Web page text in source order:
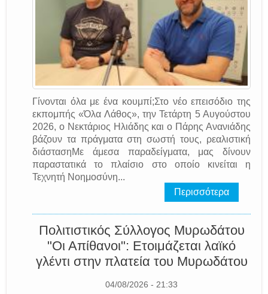
Γίνονται όλα με ένα κουμπί;Στο νέο επεισόδιο της
εκπομπής «Όλα Λάθος», την Τετάρτη 5 Αυγούστου
2026, ο Νεκτάριος Ηλιάδης και ο Πάρης Ανανιάδης
βάζουν τα πράγματα στη σωστή τους, ρεαλιστική
διάστασηΜε άμεσα παραδείγματα, μας δίνουν
παραστατικά το πλαίσιο στο οποίο κινείται η
Τεχνητή Νοημοσύνη...
Περισσότερα
Πολιτιστικός Σύλλογος Μυρωδάτου
"Οι Απίθανοι": Ετοιμάζεται λαϊκό
γλέντι στην πλατεία του Μυρωδάτου
04/08/2026 - 21:33